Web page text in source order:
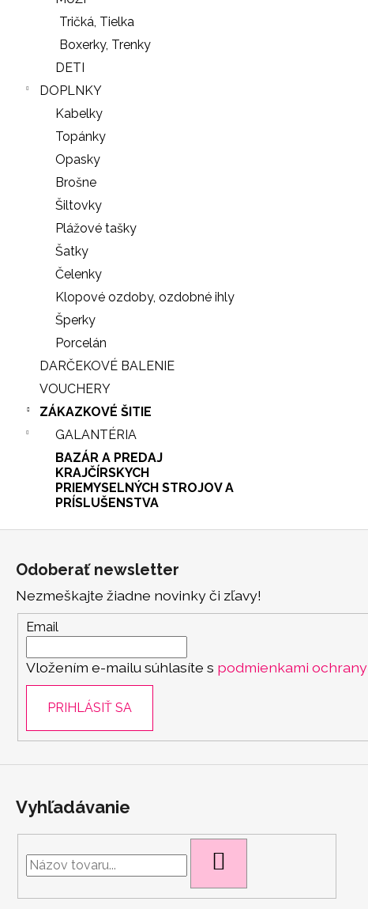
Tričká, Tielka
Boxerky, Trenky
DETI
DOPLNKY
Kabelky
Topánky
Opasky
Brošne
Šiltovky
Plážové tašky
Šatky
Čelenky
Klopové ozdoby, ozdobné ihly
Šperky
Porcelán
DARČEKOVÉ BALENIE
VOUCHERY
ZÁKAZKOVÉ ŠITIE
GALANTÉRIA
BAZÁR A PREDAJ
KRAJČÍRSKYCH
PRIEMYSELNÝCH STROJOV A
PRÍSLUŠENSTVA
Odoberať newsletter
Nezmeškajte žiadne novinky či zľavy!
Email
Vložením e-mailu súhlasíte s podmienkami
PRIHLÁSIŤ SA
Vyhľadávanie